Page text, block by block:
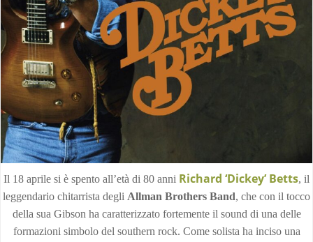
Il 18 aprile si è spento all’età di 80 anni Richard ‘Dickey’ Betts, il
leggendario chitarrista degli Allman Brothers Band, che con il tocco
della sua Gibson ha caratterizzato fortemente il sound di una delle
formazioni simbolo del southern rock. Come solista ha inciso una